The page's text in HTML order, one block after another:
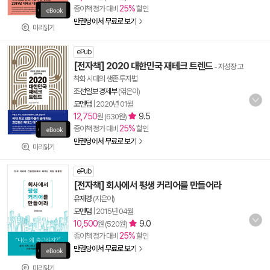
미리읽기
종이책 정가 대비 25%할인
만권당에서 무료로 보기
미리읽기
ePub
[전자책] 2020 대한민국 재테크 트렌드 - 저성장 고
착화 시대의 생존 투자법
조선일보 경제부(엮은이)
모멘텀 2020년 01월
12,750원 (630원) 9.5
종이책 정가 대비 25%할인
만권당에서 무료로 보기
미리읽기
ePub
[전자책] 회사에서 평생 커리어를 만들어라
유재경 (지은이)
모멘텀 2015년 04월
10,500원 (520원) 9.0
종이책 정가 대비 25%할인
만권당에서 무료로 보기